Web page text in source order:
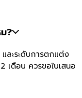
?
ละระดับการตกแต่ง
เดือน ควรขอใบเสนอ